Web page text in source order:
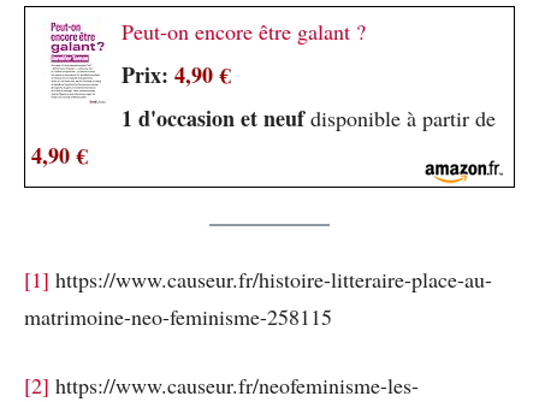
Peut-on encore être galant ?
Prix: 4,90 €
1 d'occasion et neufdisponible à partir de
4,90 €
[1] https://www.causeur.fr/histoire-litteraire-place-au-
matrimoine-neo-feminisme-258115
[2] https://www.causeur.fr/neofeminisme-les-